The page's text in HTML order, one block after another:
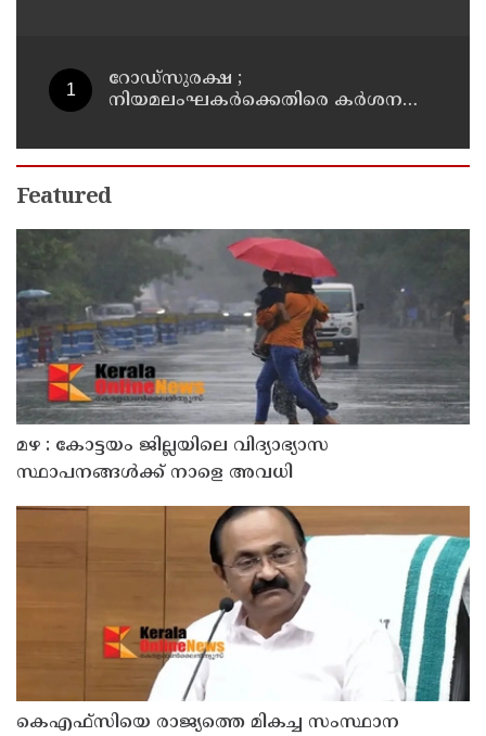
റോഡ്‌സുരക്ഷ ;
നിയമലംഘകർക്കെതിരെ കർശന
Featured
മഴ : കോട്ടയം ജില്ലയിലെ വിദ്യാഭ്യാസ
സ്ഥാപനങ്ങൾക്ക് നാളെ അവധി
കെഎഫ്‌സിയെ രാജ്യത്തെ മികച്ച സംസ്ഥാന